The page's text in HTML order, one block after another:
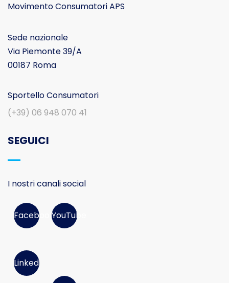
Movimento Consumatori APS
Sede nazionale
Via Piemonte 39/A
00187 Roma
Sportello Consumatori
(+39) 06 948 070 41
SEGUICI
I nostri canali social
FacebookYouTube
Linked